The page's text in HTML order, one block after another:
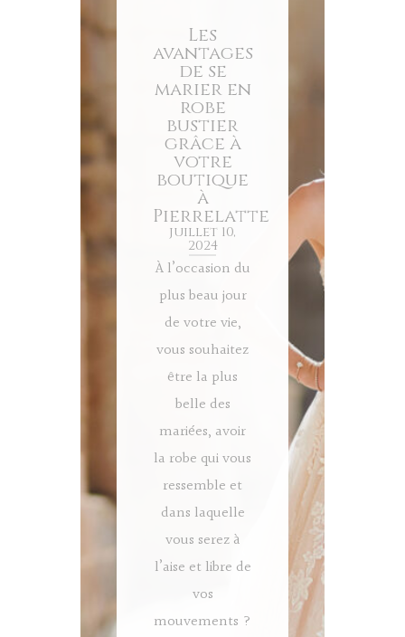
Les
avantages
de se
marier en
robe
bustier
grâce à
votre
boutique
à
Pierrelatte
juillet 10,
2024
À l’occasion du
plus beau jour
de votre vie,
vous souhaitez
être la plus
belle des
mariées, avoir
la robe qui vous
ressemble et
dans laquelle
vous serez à
l’aise et libre de
vos
mouvements ?